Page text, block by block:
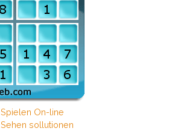
Spielen On-line
Sehen sollutionen